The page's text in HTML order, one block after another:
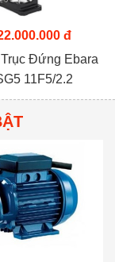
đ
Đứng Ebara
11F5/2.2